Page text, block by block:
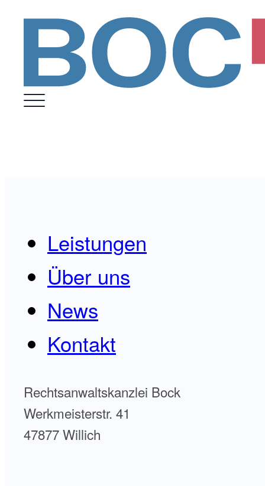
Leistungen
Über uns
News
Kontakt
Rechtsanwaltskanzlei Bock
Werkmeisterstr. 41
47877 Willich